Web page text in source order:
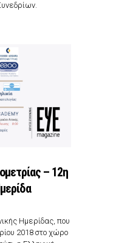
– 12η
Ημερίδας, που
2018 στο χώρο